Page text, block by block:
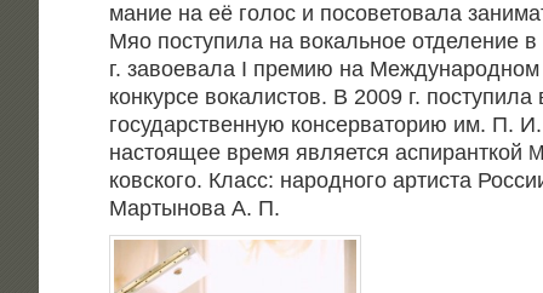
ма­ние на её голос и посо­ве­то­ва­ла
Мяо посту­пи­ла на вокаль­ное отде­ле­ние
г. заво­е­ва­ла I пре­мию на
кон­кур­се вока­ли­стов. В 2009 г.
госу­дар­ствен­ную кон­сер­ва­то­рию им. П.
насто­я­щее вре­мя явля­ет­ся аспи­рант­кой
ков­ско­го. Класс: народ­но­го арти­ста
Мар­ты­но­ва А. П.